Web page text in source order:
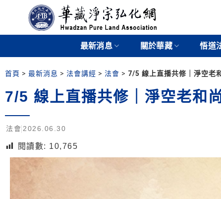
最新消息 關於華藏 悟道
首頁 > 最新消息 > 法會講經 > 法會 > 7/5 線上直播共修｜淨空老
7/5 線上直播共修｜淨空老和
法會 2026.06.30
閱讀數: 10,765